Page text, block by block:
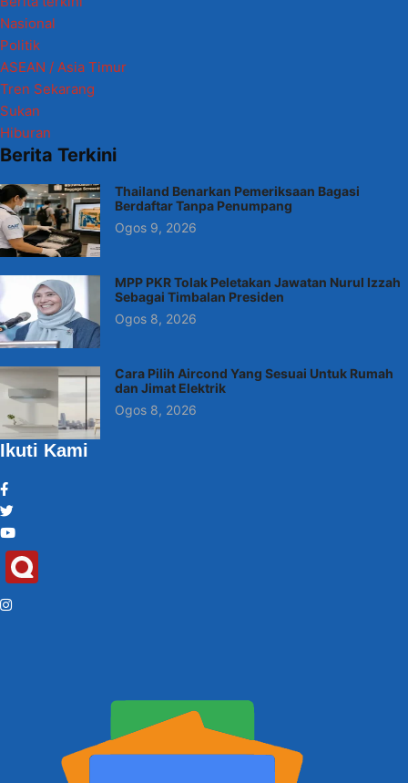
Nasional
Politik
ASEAN / Asia Timur
Tren Sekarang
Sukan
Hiburan
Berita Terkini
Thailand Benarkan Pemeriksaan Bagasi
Berdaftar Tanpa Penumpang
Ogos 9, 2026
MPP PKR Tolak Peletakan Jawatan Nurul Izzah
Sebagai Timbalan Presiden
Ogos 8, 2026
Cara Pilih Aircond Yang Sesuai Untuk Rumah
dan Jimat Elektrik
Ogos 8, 2026
Ikuti Kami